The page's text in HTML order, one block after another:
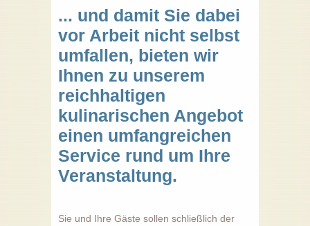
... und damit Sie dabei
vor Arbeit nicht selbst
umfallen, bieten wir
Ihnen zu unserem
reichhaltigen
kulinarischen Angebot
einen umfangreichen
Service rund um Ihre
Veranstaltung.
Sie und Ihre Gäste sollen schließlich der